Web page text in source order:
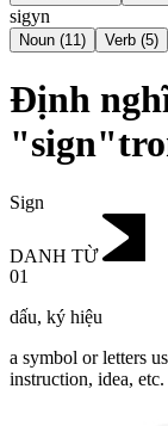
sigyn
Noun (11) Verb (5)
Định
Sign
DANH TỪ
01
dấu, ký hiệu
a symbol or letters
instruction, idea, etc.